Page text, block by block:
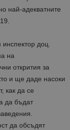
най-адекватните
доц.
на
открития за
и ще даде насоки
как да се
да бъдат
да обсъдят